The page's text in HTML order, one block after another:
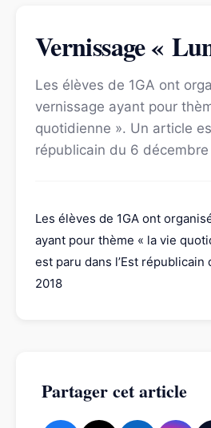
Vernissage «
Les élèves de 1GA ont
vernissage ayant pour
quotidienne ». Un article
républicain du 6 décembre
Les élèves de 1GA ont
ayant pour thème « la vie
est paru dans l’Est républicain
2018
Partager cet article